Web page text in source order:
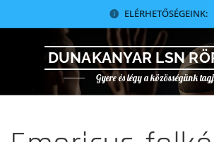
ELÉRHETŐSÉGEINK:
DUNAKANYAR LSN
Gyere és légy a közösségünk